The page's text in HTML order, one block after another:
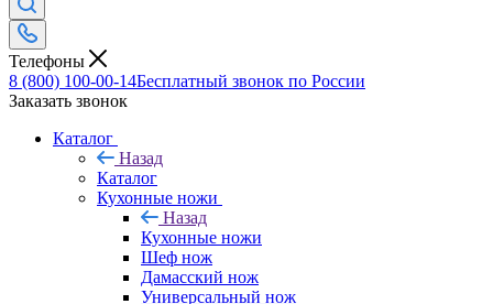
Телефоны
8 (800) 100-00-14Бесплатный звонок по России
Заказать звонок
Каталог
Назад
Каталог
Кухонные ножи
Назад
Кухонные ножи
Шеф нож
Дамасский нож
Универсальный нож